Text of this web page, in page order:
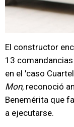
El constructor
13
en el 'caso
Mon, reconoció
Benemérita que
a ejecutarse.